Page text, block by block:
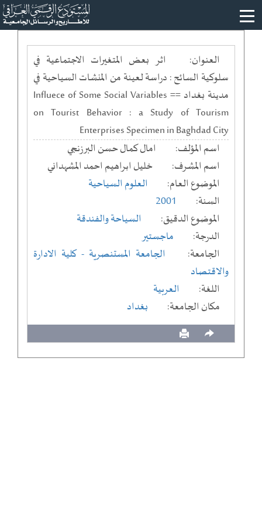
العنوان:
اثر بعض المتغيرات الاجتماعية في
سلوكية السائح : دراسة لعينة من المنشات السياحية في
مدينة بغداد == Influece of Some Social Variables
on Tourist Behavior : a Study of Tourism
Enterprises Specimen in Baghdad City
اسم المؤلف:
امال كمال حسن البرزنجي
اسم المشرف:
خليل ابراهيم احمد المشهداني
الموضوع العام:
العلوم السياحية
السنة:
2001
الموضوع الدقيق:
السياحة والفندقة
الدرجة:
ماجستير
الجامعة:
الجامعة المستنصرية - كلية الادارة
والاقتصاد
اللغة:
العربية
مكان الجامعة:
بغداد